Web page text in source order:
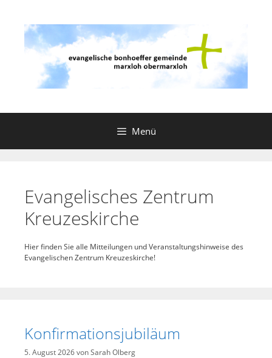
springen
Menü
Evangelisches Zentrum
Kreuzeskirche
Hier finden Sie alle Mitteilungen und Veranstaltungshinweise des
Evangelischen Zentrum Kreuzeskirche!
Konfirmationsjubiläum
5. August 2026vonSarah Olberg